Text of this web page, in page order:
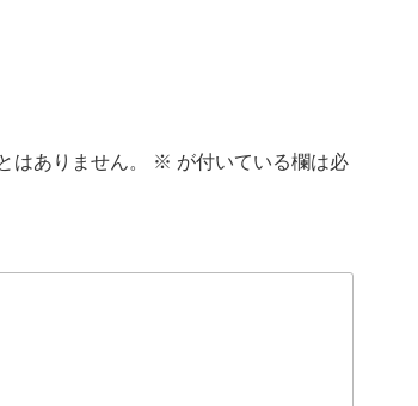
はありません。 ※ が付いている欄は必